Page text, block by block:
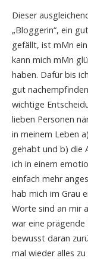
Dieser
„Bloggerin“, ein
gefällt, ist mMn
kann mich mMn
haben. Dafür bis
gut
wichtige
lieben Personen
in meinem Leben
gehabt und b) die
ich in einem
einfach mehr
hab mich im Grau
Worte sind an mir
war eine prägende
bewusst daran
mal wieder alles